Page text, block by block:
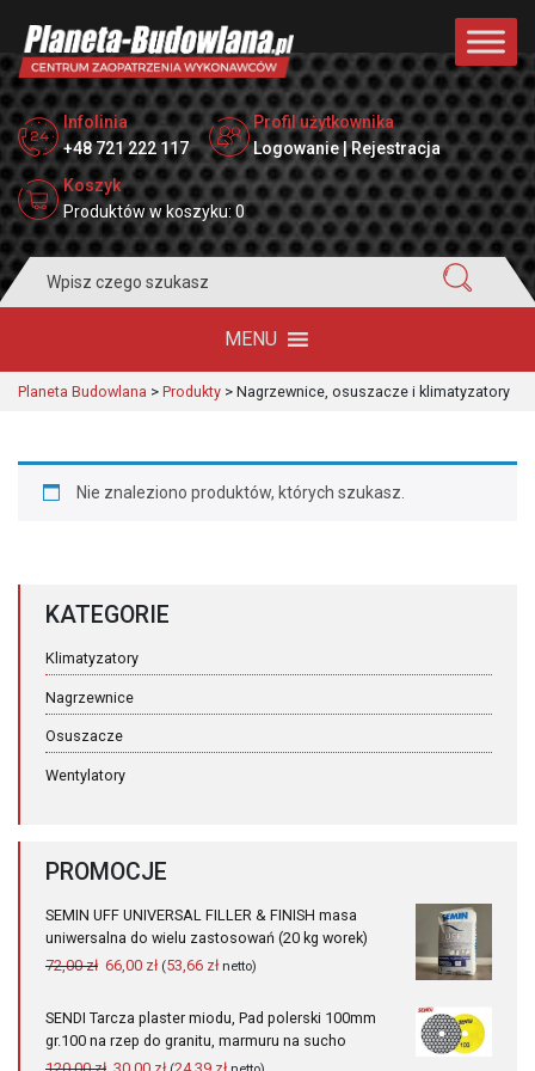
Infolinia
+48 721 222 117
Profil użytkownika
Logowanie | Rejestracja
Koszyk
Produktów w koszyku: 0
for:
MENU
Planeta Budowlana > Produkty > Nagrzewnice, osuszacze i klimatyzatory
Nie znaleziono produktów, których szukasz.
KATEGORIE
Klimatyzatory
Nagrzewnice
Osuszacze
Wentylatory
PROMOCJE
SEMIN UFF UNIVERSAL FILLER & FINISH masa
uniwersalna do wielu zastosowań (20 kg worek)
72,00zł Pierwotna
wynosiła:
72,00 zł.
66,00 złAktualna
wynosi:
66,00 zł.
(53,66 złnetto)
SENDI Tarcza plaster miodu, Pad polerski 100mm
gr.100 na rzep do granitu, marmuru na sucho
PierwotnaAktualna